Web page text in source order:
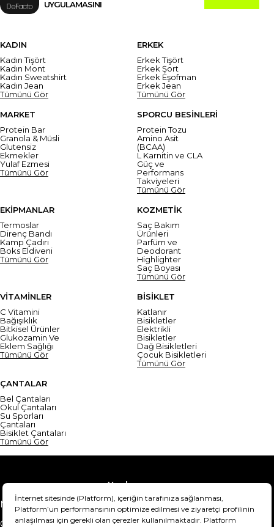
UYGULAMASINI
KADIN
Kadın Tişört
Kadın Mont
Kadın Sweatshirt
Kadın Jean
Tümünü Gör
ERKEK
Erkek Tişört
Erkek Şort
Erkek Eşofman
Erkek Jean
Tümünü Gör
MARKET
Protein Bar
Granola & Müsli
Glutensiz
Ekmekler
Yulaf Ezmesi
Tümünü Gör
SPORCU BESİNLERİ
Protein Tozu
Amino Asit
(BCAA)
L Karnitin ve CLA
Güç ve
Performans
Takviyeleri
Tümünü Gör
EKİPMANLAR
Termoslar
Direnç Bandı
Kamp Çadırı
Boks Eldiveni
Tümünü Gör
KOZMETİK
Saç Bakım
Ürünleri
Parfüm ve
Deodorant
Highlighter
Saç Boyası
Tümünü Gör
VİTAMİNLER
C Vitamini
Bağışıklık
Bitkisel Ürünler
Glukozamin Ve
Eklem Sağlığı
Tümünü Gör
BİSİKLET
Katlanır
Bisikletler
Elektrikli
Bisikletler
Dağ Bisikletleri
Çocuk Bisikletleri
Tümünü Gör
ÇANTALAR
Bel Çantaları
Okul Çantaları
Su Sporları
Çantaları
Bisiklet Çantaları
Tümünü Gör
Yardım
Mesafeli Satış Sözleşmesi
Teslimat Bilgisi
Gizlilik Sözleşmesi
Şartlar & Koşullar